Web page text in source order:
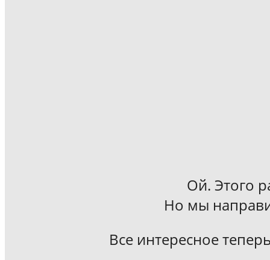
Ой. Этого
Но мы
Все интересное